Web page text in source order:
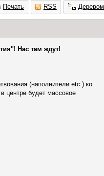
Печать RSS Деревом
Нас там ждут!
(наполнители etc.) ко
центре будет массовое